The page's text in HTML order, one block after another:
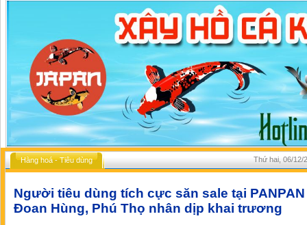
Hàng hoá - Tiêu dùng Thứ hai, 06/12/
Người tiêu dùng tích cực săn sale tại PANPAN
Đoan Hùng, Phú Thọ nhân dịp khai trương